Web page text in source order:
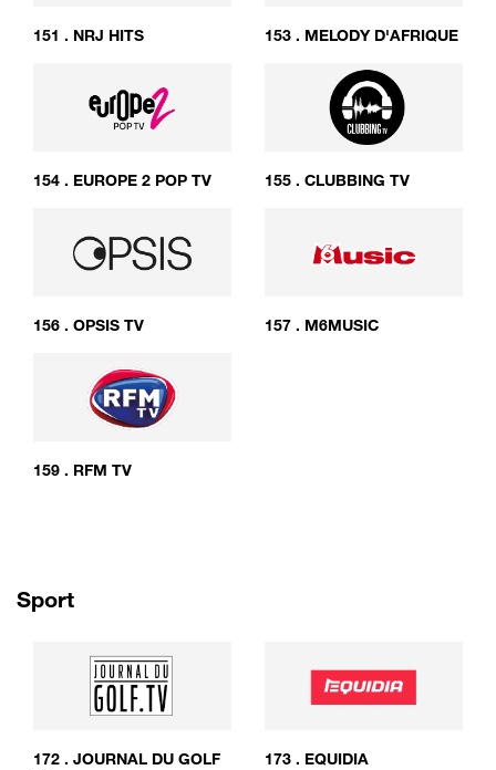
151 . NRJ HITS 153 . MELODY D'AFRIQUE
154 . EUROPE 2 POP TV 155 . CLUBBING TV
156 . OPSIS TV 157 . M6MUSIC
159 . RFM TV
Sport
172 . JOURNAL DU GOLF
173 . EQUIDIA